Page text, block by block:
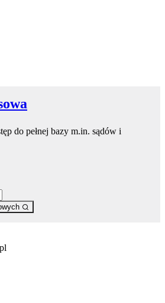
do pełnej bazy m.in. sądów i